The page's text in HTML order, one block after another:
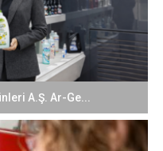
A.Ş. Ar-Ge...